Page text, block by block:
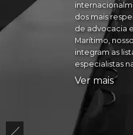
dos mais
de advocacia
Marítimo,
integram as
especialistas
Ver mais